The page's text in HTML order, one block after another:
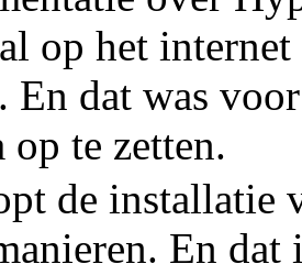
op het
En dat was
op te zetten.
de installatie
En